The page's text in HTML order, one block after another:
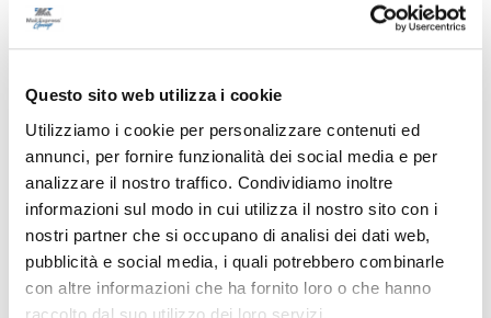
Questo sito web utilizza i cookie
Utilizziamo i cookie per personalizzare contenuti ed
annunci, per fornire funzionalità dei social media e per
analizzare il nostro traffico. Condividiamo inoltre
informazioni sul modo in cui utilizza il nostro sito con i
nostri partner che si occupano di analisi dei dati web,
pubblicità e social media, i quali potrebbero combinarle
con altre informazioni che ha fornito loro o che hanno
raccolto dal suo utilizzo dei loro servizi.
Successivo
Arezzo-Vis 0-1, continua il sogno playoff dei pesaresi
Tutti gli articoli